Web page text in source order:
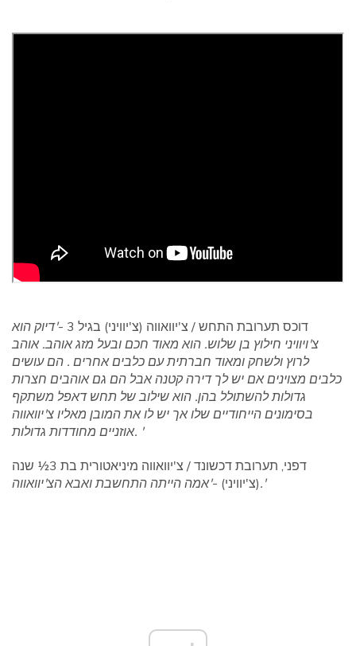
דוכס תערובת התחש / צ'יוואווה (צ'יוויני) בגיל 3 -
'דיוק הוא
צ'ויוויני חילוץ בן שלוש. הוא מאוד חכם ובעל מזג אוהב. אוהב
לרוץ ולשחק ומאוד חברתית עם כלבים אחרים . הם עושים
כלבים מצוינים אם יש לך דירה קטנה אבל הם גם אוהבים חצרות
גדולות להשתולל בהן. הוא שילוב של תחש דאפל משתקף
בסימונים הייחודיים שלו אך יש לו את המובן מאליו צ'יוואווה
אוזניים מחודדות גדולות. '
דפני, תערובת דכשונד / צ'יוואווה מיניאטורית בת 3½ שנה
(צ'יוויני) -'אמה הייתה התחשבת ואבא הצ'יוואווה.'